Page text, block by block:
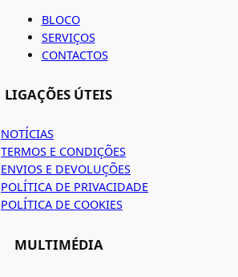
BLOCO
SERVIÇOS
CONTACTOS
LIGAÇÕES ÚTEIS
NOTÍCIAS
TERMOS E CONDIÇÕES
ENVIOS E DEVOLUÇÕES
POLÍTICA DE PRIVACIDADE
POLÍTICA DE COOKIES
MULTIMÉDIA